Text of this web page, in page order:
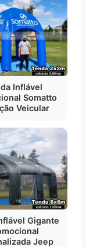
Inflável
Somatto
Veicular
Gigante
Jeep